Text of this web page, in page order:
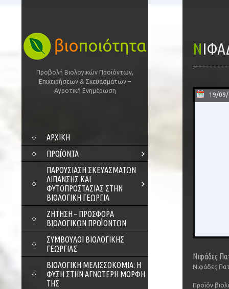
Προβολή Βιολογικών Προϊόντων,
Επιχειρήσεων & Σκευασμάτων –
Αγροτική Ενημέρωση
SKIP
CONTENT
ΑΡΧΙΚΗ
ΠΡΟΪΌΝΤΑ
ΠΑΡΟΥΣΊΑΣΗ ΣΚΕΥΑΣΜΆΤΩΝ
ΛΊΠΑΝΣΗΣ ΚΑΙ
ΦΥΤΟΠΡΟΣΤΑΣΊΑΣ ΣΤΗΝ
ΒΙΟΛΟΓΙΚΉ ΓΕΩΡΓΊΑ
ΖΗΤΗΣΗ – ΠΡΟΣΦΟΡΑ
ΒΙΟΛΟΓΙΚΩΝ ΠΡΟΪΟΝΤΩΝ
ΣΎΜΒΟΥΛΟΙ ΒΙΟΛΟΓΙΚΉΣ
ΓΕΩΡΓΊΑΣ
ΒΙΟΛΟΓΙΚΉ ΜΕΛΙΣΣΟΚΟΜΊΑ: Η
ΦΎΣΗ ΣΤΗΝ ΑΓΝΌΤΕΡΗ ΜΟΡΦΉ
ΤΗΣ
19/09/
Νιφάδες
Νιφάδες
Προϊόν